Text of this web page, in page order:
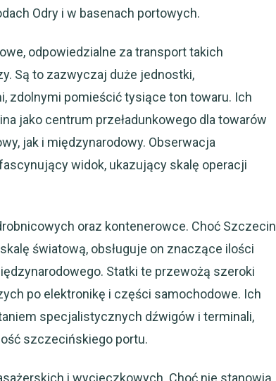
Odry i w basenach portowych.
odpowiedzialne za transport takich
Są to zazwyczaj duże jednostki,
zdolnymi pomieścić tysiące ton towaru. Ich
jako centrum przeładunkowego dla towarów
jak i międzynarodowy. Obserwacja
widok, ukazujący skalę operacji
oraz kontenerowce. Choć Szczecin
światową, obsługuje on znaczące ilości
Statki te przewożą szeroki
po elektronikę i części samochodowe. Ich
specjalistycznych dźwigów i terminali,
szczecińskiego portu.
i wycieczkowych. Choć nie stanowią